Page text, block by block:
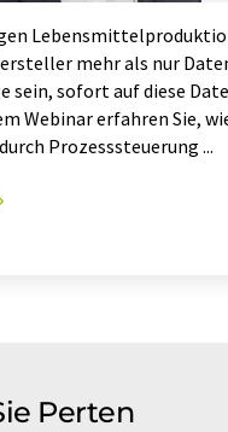
mehr als nur
sein, sofort auf diese
Webinar erfahren Sie,
Prozesssteuerung ...
Perten